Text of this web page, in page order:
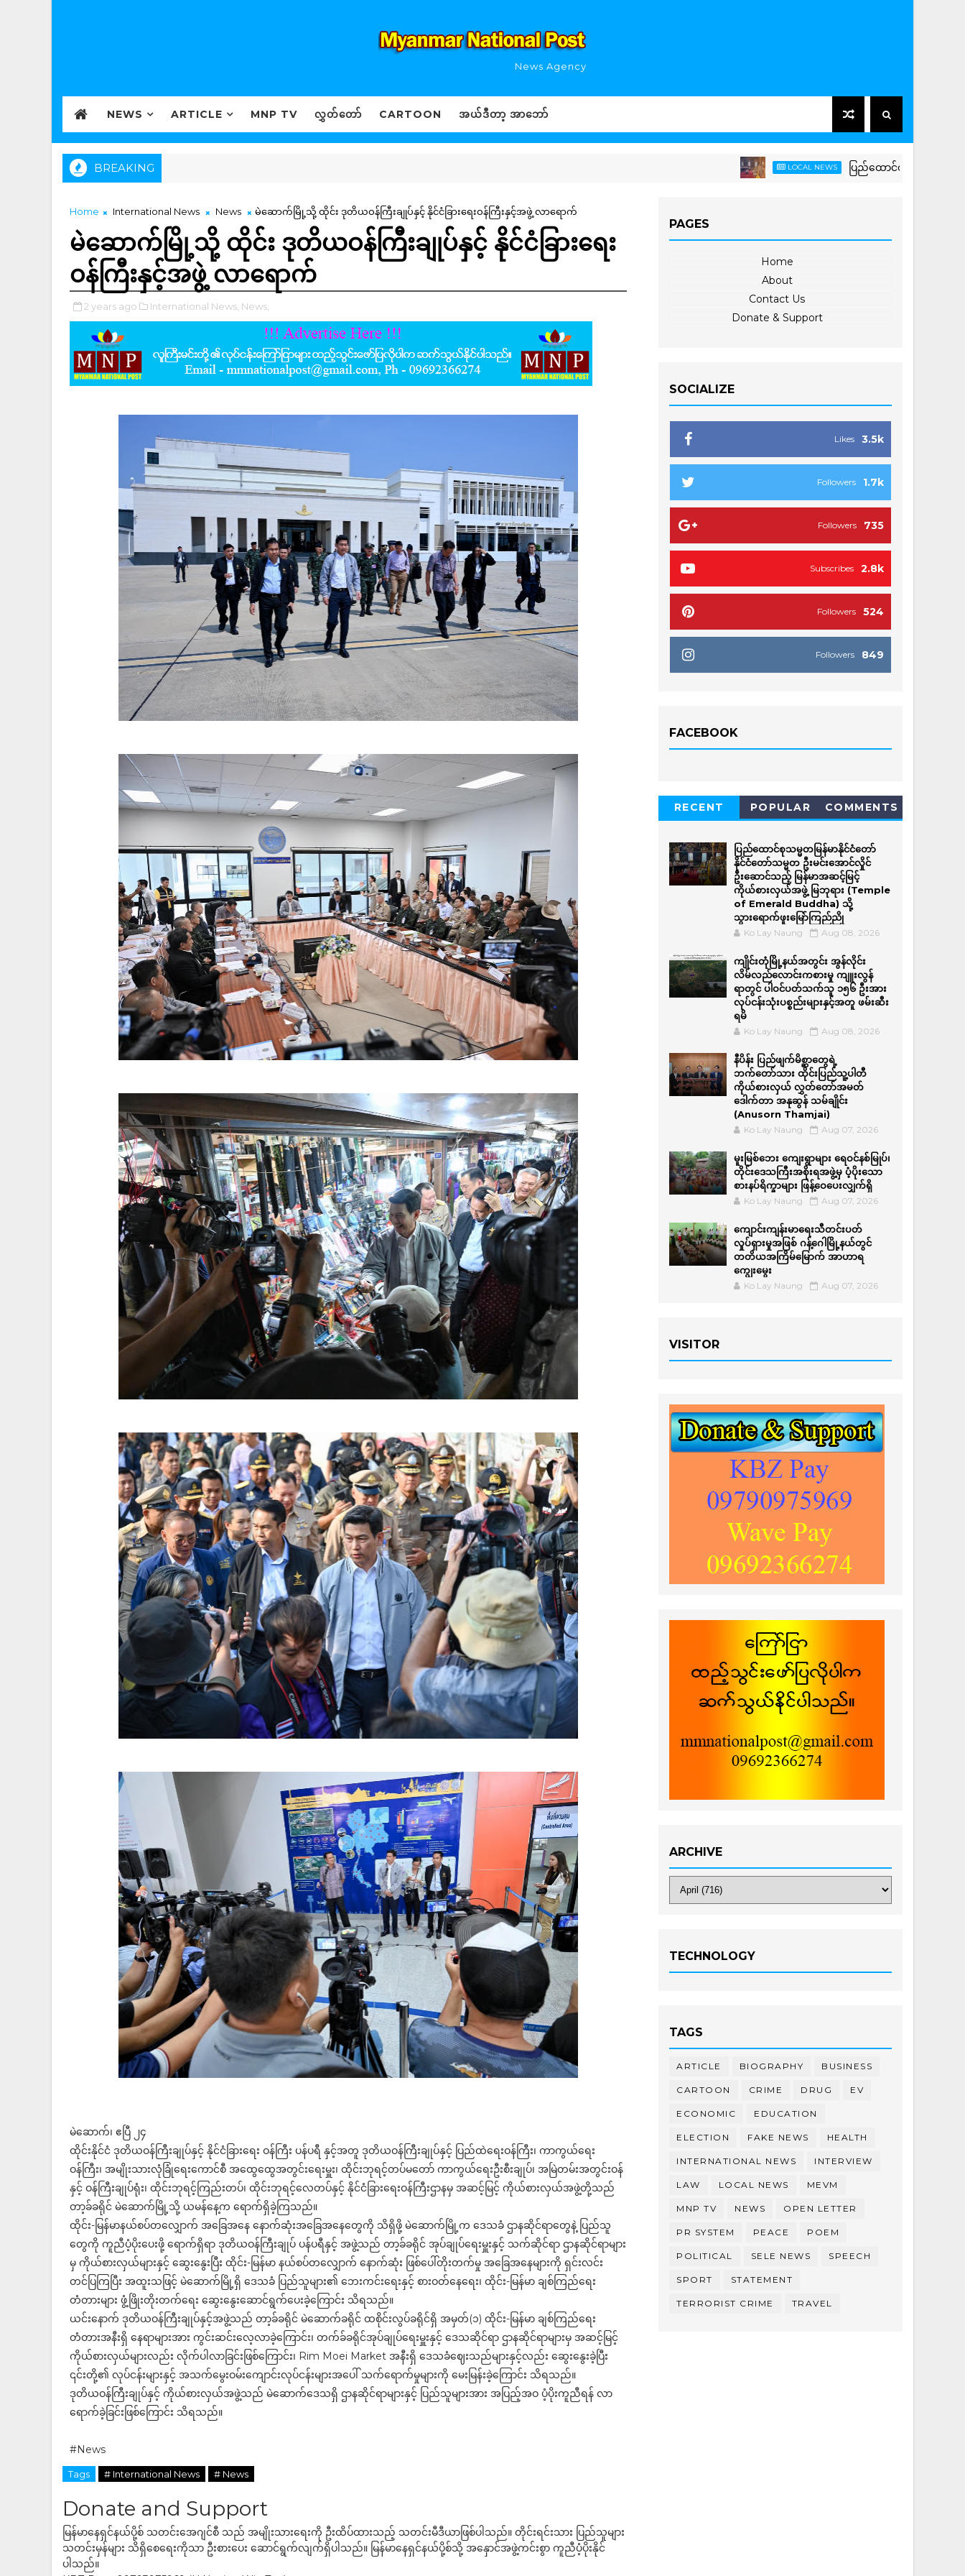
News Agency
NEWS ARTICLE MNP TV လွှတ်တော် CARTOON အယ်ဒီတာ့ အာဘော်
BREAKING LOCAL NEWS ပြည်ထောင်စုသမ္မတမြန်မာနိုင်ငံတော်
Home International News News မဲဆောက်မြို့သို့ ထိုင်း ဒုတိယဝန်ကြီးချုပ်နှင့် နိုင်ငံခြားရေးဝန်ကြီးနှင့်အဖွဲ့ လာရောက်
မဲဆောက်မြို့သို့ ထိုင်း ဒုတိယဝန်ကြီးချုပ်နှင့် နိုင်ငံခြားရေး
ဝန်ကြီးနှင့်အဖွဲ့ လာရောက်
2 years ago International News, News,
မဲဆောက်၊ ဧပြီ ၂၄
ထိုင်းနိုင်ငံ ဒုတိယဝန်ကြီးချုပ်နှင့် နိုင်ငံခြားရေး ဝန်ကြီး ပန်ပရီ နှင့်အတူ ဒုတိယဝန်ကြီးချုပ်နှင့် ပြည်ထဲရေးဝန်ကြီး၊ ကာကွယ်ရေး
ဝန်ကြီး၊ အမျိုးသားလုံခြုံရေးကောင်စီ အထွေထွေအတွင်းရေးမှူး၊ ထိုင်းဘုရင့်တပ်မတော် ကာကွယ်ရေးဦးစီးချုပ်၊ အမြဲတမ်းအတွင်းဝန်
နှင့် ဝန်ကြီးချုပ်ရုံး၊ ထိုင်းဘုရင့်ကြည်းတပ်၊ ထိုင်းဘုရင့်လေတပ်နှင့် နိုင်ငံခြားရေးဝန်ကြီးဌာနမှ အဆင့်မြင့် ကိုယ်စားလှယ်အဖွဲ့တို့သည်
တာ့ခ်ခရိုင် မဲဆောက်မြို့သို့ ယမန်နေ့က ရောက်ရှိခဲ့ကြသည်။
ထိုင်း-မြန်မာနယ်စပ်တလျှောက် အခြေအနေ နောက်ဆုံးအခြေအနေတွေကို သိရှိဖို့ မဲဆောက်မြို့က ဒေသခံ ဌာနဆိုင်ရာတွေနဲ့ ပြည်သူ
တွေကို ကူညီပံ့ပိုးပေးဖို့ ရောက်ရှိရာ ဒုတိယဝန်ကြီးချုပ် ပန်ပရီနှင့် အဖွဲ့သည် တာ့ခ်ခရိုင် အုပ်ချုပ်ရေးမှူးနှင့် သက်ဆိုင်ရာ ဌာနဆိုင်ရာများ
မှ ကိုယ်စားလှယ်များနှင့် ဆွေးနွေးပြီး ထိုင်း-မြန်မာ နယ်စပ်တလျှောက် နောက်ဆုံး ဖြစ်ပေါ်တိုးတက်မှု အခြေအနေများကို ရှင်းလင်း
တင်ပြကြပြီး အထူးသဖြင့် မဲဆောက်မြို့ရှိ ဒေသခံ ပြည်သူများ၏ ဘေးကင်းရေးနှင့် စားဝတ်နေရေး၊ ထိုင်း-မြန်မာ ချစ်ကြည်ရေး
တံတားများ ဖွံ့ဖြိုးတိုးတက်ရေး ဆွေးနွေးဆောင်ရွက်ပေးခဲ့ကြောင်း သိရသည်။
ယင်းနောက် ဒုတိယဝန်ကြီးချုပ်နှင့်အဖွဲ့သည် တာ့ခ်ခရိုင် မဲဆောက်ခရိုင် ထစိုင်းလွပ်ခရိုင်ရှိ အမှတ်(၁) ထိုင်း-မြန်မာ ချစ်ကြည်ရေး
တံတားအနီးရှိ နေရာများအား ကွင်းဆင်းလေ့လာခဲ့ကြောင်း၊ တက်ခ်ခရိုင်အုပ်ချုပ်ရေးမှူးနှင့် ဒေသဆိုင်ရာ ဌာနဆိုင်ရာများမှ အဆင့်မြင့်
ကိုယ်စားလှယ်များလည်း လိုက်ပါလာခြင်းဖြစ်ကြောင်း၊ Rim Moei Market အနီးရှိ ဒေသခံဈေးသည်များနှင့်လည်း ဆွေးနွေးခဲ့ပြီး
၎င်းတို့၏ လုပ်ငန်းများနှင့် အသက်မွေးဝမ်းကျောင်းလုပ်ငန်းများအပေါ် သက်ရောက်မှုများကို မေးမြန်းခဲ့ကြောင်း သိရသည်။
ဒုတိယဝန်ကြီးချုပ်နှင့် ကိုယ်စားလှယ်အဖွဲ့သည် မဲဆောက်ဒေသရှိ ဌာနဆိုင်ရာများနှင့် ပြည်သူများအား အပြည့်အဝ ပံ့ပိုးကူညီရန် လာ
ရောက်ခဲ့ခြင်းဖြစ်ကြောင်း သိရသည်။
#News
Tags # International News # News
Donate and Support
မြန်မာနေရှင်နယ်ပို့စ် သတင်းအေဂျင်စီ သည် အမျိုးသားရေးကို ဦးထိပ်ထားသည့် သတင်းမီဒီယာဖြစ်ပါသည်။ တိုင်းရင်းသား ပြည်သူများ
သတင်းမှန်များ သိရှိစေရေးကိုသာ ဦးစားပေး ဆောင်ရွက်လျက်ရှိပါသည်။ မြန်မာနေရှင်နယ်ပို့စ်သို့ အနှောင်အဖွဲ့ကင်းစွာ ကူညီပံ့ပိုးနိုင်
ပါသည်။
PAGES
Home
About
Contact Us
Donate & Support
SOCIALIZE
3.5k
Likes
1.7k
Followers
735
Followers
2.8k
Subscribes
524
Followers
849
Followers
FACEBOOK
RECENT POPULAR COMMENTS
ပြည်ထောင်စုသမ္မတမြန်မာနိုင်ငံတော်
နိုင်ငံတော်သမ္မတ ဦးမင်းအောင်လှိုင်
ဦးဆောင်သည့် မြန်မာအဆင့်မြင့်
ကိုယ်စားလှယ်အဖွဲ့ မြဘုရား (Temple
of Emerald Buddha) သို့
သွားရောက်ဖူးမြော်ကြည်ညို
Ko Lay Naung Aug 08, 2026
ကျိုင်းတုံမြို့နယ်အတွင်း အွန်လိုင်း
လိမ်လည်လောင်းကစားမှု ကျူးလွန်
ရာတွင် ပါဝင်ပတ်သက်သူ ၁၅၆ ဦးအား
လုပ်ငန်းသုံးပစ္စည်းများနှင့်အတူ ဖမ်းဆီး
ရမိ
Ko Lay Naung Aug 08, 2026
နီပိန်း ပြည်ဖျက်မိစ္ဆာတွေရဲ့
ဘက်တော်သား ထိုင်းပြည်သူ့ပါတီ
ကိုယ်စားလှယ် လွှတ်တော်အမတ်
ဒေါက်တာ အနုဆွန် သမ်ချိုင်း
(Anusorn Thamjai)
Ko Lay Naung Aug 07, 2026
မူးမြစ်ဘေး ကျေးရွာများ ရေဝင်နစ်မြုပ်၊
တိုင်းဒေသကြီးအစိုးရအဖွဲ့မှ ပံ့ပိုးသော
စားနပ်ရိက္ခာများ ဖြန့်ဝေပေးလျှက်ရှိ
Ko Lay Naung Aug 07, 2026
ကျောင်းကျန်းမာရေးသီတင်းပတ်
လှုပ်ရှားမှုအဖြစ် ဂန့်ဂေါမြို့နယ်တွင်
တတိယအကြိမ်မြောက် အာဟာရ
ကျွေးမွေး
Ko Lay Naung Aug 07, 2026
VISITOR
ARCHIVE
TECHNOLOGY
TAGS
ARTICLE BIOGRAPHY BUSINESS
CARTOON CRIME DRUG EV
ECONOMIC EDUCATION
ELECTION FAKE NEWS HEALTH
INTERNATIONAL NEWS INTERVIEW
LAW LOCAL NEWS MEVM
MNP TV NEWS OPEN LETTER
PR SYSTEM PEACE POEM
POLITICAL SELE NEWS SPEECH
SPORT STATEMENT
TERRORIST CRIME TRAVEL